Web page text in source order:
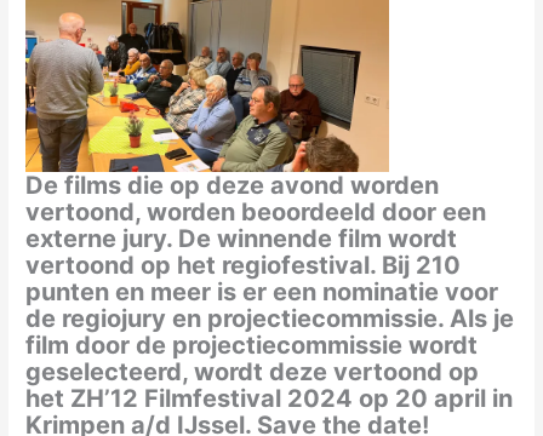
De films die op deze avond worden
vertoond, worden beoordeeld door een
externe jury. De winnende film wordt
vertoond op het regiofestival. Bij 210
punten en meer is er een nominatie voor
de regiojury en projectiecommissie. Als je
film door de projectiecommissie wordt
geselecteerd, wordt deze vertoond op
het ZH’12 Filmfestival 2024 op 20 april in
Krimpen a/d IJssel. Save the date!